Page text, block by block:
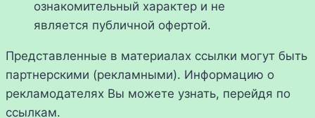
ознакомительный характер и не
является публичной офертой.
Представленные в материалах ссылки могут быть
партнерскими (рекламными). Информацию о
рекламодателях Вы можете узнать, перейдя по
ссылкам.